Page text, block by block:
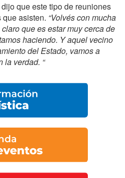
que este tipo de reuniones
asisten. “Volvés con mucha
que es estar muy cerca de
haciendo. Y aquel vecino
del Estado, vamos a
la verdad. “